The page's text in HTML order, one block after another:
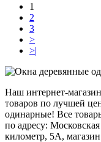
1
2
3
>
>|
Наш интернет-
товаров по лучшей
одинарные! Все
по адресу:
километр, 5А,